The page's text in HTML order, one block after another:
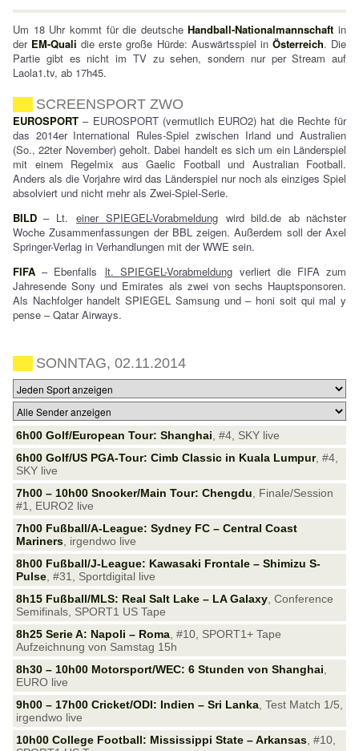
Um 18 Uhr kommt für die deutscheHandball-Nationalmannschaft in
der EM-Quali die erste große Hürde: Auswärtsspiel in Österreich. Die
Partie gibt es nicht im TV zu sehen, sondern nur per Stream auf
Laola1.tv, ab 17h45.
SCREENSPORT ZWO
EUROSPORT – EUROSPORT (vermutlich EURO2) hat die Rechte für
das 2014er International Rules-Spiel zwischen Irland und Australien
(So., 22ter November) geholt. Dabei handelt es sich um ein Länderspiel
mit einem Regelmix aus Gaelic Football und Australian Football.
Anders als die Vorjahre wird das Länderspiel nur noch als einziges Spiel
absolviert und nicht mehr als Zwei-Spiel-Serie.
BILD – Lt. einer SPIEGEL-Vorabmeldung wird bild.de ab nächster
Woche Zusammenfassungen der BBL zeigen. Außerdem soll der Axel
Springer-Verlag in Verhandlungen mit der WWE sein.
FIFA – Ebenfalls lt. SPIEGEL-Vorabmeldung verliert die FIFA zum
Jahresende Sony und Emirates als zwei von sechs Hauptsponsoren.
Als Nachfolger handelt SPIEGEL Samsung und – honi soit qui mal y
pense – Qatar Airways.
SONNTAG, 02.11.2014
6h00 Golf/European Tour: Shanghai , #4, SKY live
6h00 Golf/US PGA-Tour: Cimb Classic in Kuala Lumpur, #4,
SKY live
7h00 – 10h00 Snooker/Main Tour: Chengdu , Finale/Session
#1, EURO2 live
7h00 Fußball/A-League: Sydney FC – Central Coast
Mariners , irgendwo live
8h00 Fußball/J-League: Kawasaki Frontale – Shimizu S-
Pulse , #31, Sportdigital live
8h15 Fußball/MLS: Real Salt Lake – LA Galaxy , Conference
Semifinals, SPORT1 US Tape
8h25 Serie A: Napoli – Roma , #10, SPORT1+ Tape
Aufzeichnung von Samstag 15h
8h30 – 10h00 Motorsport/WEC: 6 Stunden von Shanghai
EURO live
9h00 – 17h00 Cricket/ODI: Indien – Sri Lanka , Test Match 1/5,
irgendwo live
10h00 College Football: Mississippi State – Arkansas , #10,